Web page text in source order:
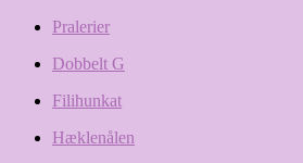
Pralerier
Dobbelt G
Filihunkat
Hæklenålen